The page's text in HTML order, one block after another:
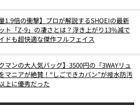
量1.9倍の衝撃】プロが解説するSHOEIの最新
ト「Z-9」の凄さとは？浮き上がり13%減で
ドも超快適な傑作フルフェイス
マンの大人気バッグ】3500円の「3WAYリュ
マニアが絶賛！“しごできカバン”が撥水防汚
上に優秀だった